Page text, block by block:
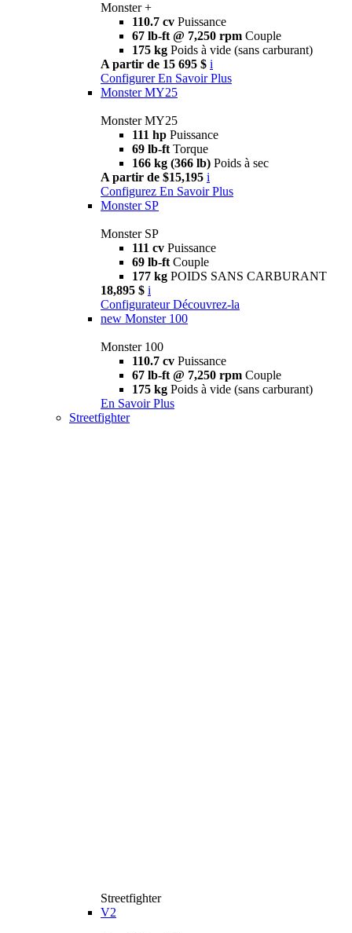
Monster +
110.7 cv Puissance
67 lb-ft @ 7,250 rpm Couple
175 kg Poids à vide (sans carburant)
A partir de 15 695 $ i
Configurer En Savoir Plus
Monster MY25
Monster MY25
111 hp Puissance
69 lb-ft Torque
166 kg (366 lb) Poids à sec
A partir de $15,195 i
Configurez En Savoir Plus
Monster SP
Monster SP
111 cv Puissance
69 lb-ft Couple
177 kg POIDS SANS CARBURANT
18,895 $ i
Configurateur Découvrez-la
new Monster 100
Monster 100
110.7 cv Puissance
67 lb-ft @ 7,250 rpm Couple
175 kg Poids à vide (sans carburant)
En Savoir Plus
Streetfighter
Streetfighter
V2